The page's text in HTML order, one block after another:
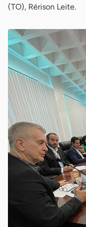
(TO), Rérison Leite.